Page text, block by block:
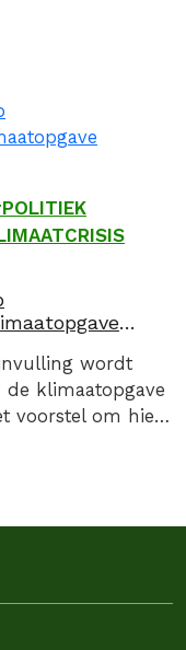
POLITIEK
wordt
klimaatopgave
voorstel om hier
geven, stuurden
Caring Farmers